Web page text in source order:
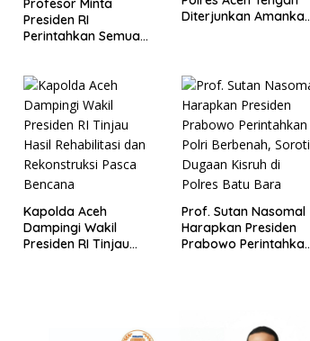
Presiden RI
Perintahkan Semua
Tertibkan bendera
luntur
Diterjunkan
Kapolda Aceh
Dampingi Wakil
Presiden RI Tinjau
Prof. Sutan Nasomal
Harapkan Presiden
Prabowo